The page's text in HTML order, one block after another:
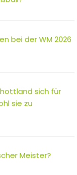
bei der WM 2026
sich für
sie zu
Meister?